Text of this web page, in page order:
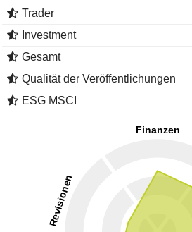
Trader
Investment
Gesamt
Qualität der Veröffentlichungen
ESG MSCI